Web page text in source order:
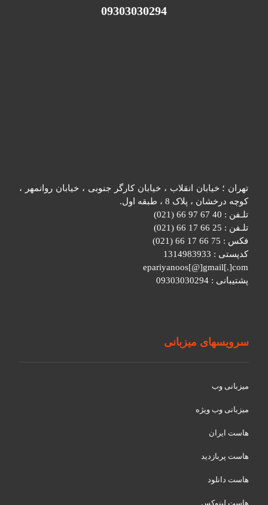
09303030294
تهران ؛ خیابان انقلاب ، خیابان کارگر جنوبی ، خیابان روانمهر ،
کوچه درخشان ، پلاک 8 ، طبقه اول.
تلـفن : 40 67 97 66 (021)
تلـفن : 25 66 17 66 (021)
فکس : 75 66 17 66 (021)
کدپستی : 1314983933
epariyanoos[@]gmail[.]com
پشتیبانی : 09303030294
سرویسهای میزبانی
میزبانی وب
میزبانی وب ویژه
هاست ایران
هاست پربازدید
هاست دانلود
هاست لینوکس